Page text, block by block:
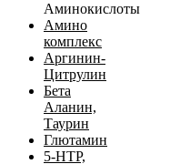
Аминокислоты
Амино
комплекс
Аргинин-
Цитрулин
Бета
Аланин,
Таурин
Глютамин
5-HTP,